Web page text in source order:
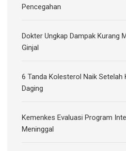
Pencegahan
Dokter Ungkap Dampak Kurang
Ginjal
6 Tanda Kolesterol Naik Setelah
Daging
Kemenkes Evaluasi Program
Meninggal